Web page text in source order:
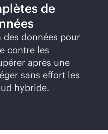
de
données pour
contre les
après une
sans effort les
hybride.